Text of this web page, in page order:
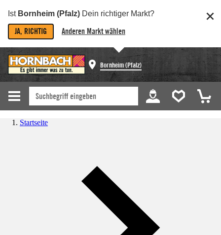
Ist Bornheim (Pfalz) Dein richtiger Markt?
JA, RICHTIG Anderen Markt wählen
Bornheim (Pfalz)
Startseite